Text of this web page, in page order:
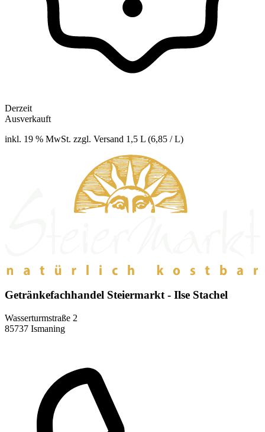
Derzeit
Ausverkauft
inkl. 19 % MwSt. zzgl. Versand 1,5 L (6,85 / L)
Getränkefachhandel Steiermarkt - Ilse Stachel
Wasserturmstraße 2
85737 Ismaning